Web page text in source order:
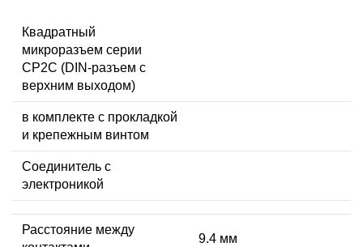
Квадратный
микроразъем серии
CP2C (DIN-разъем с
верхним выходом)
в комплекте с прокладкой
и крепежным винтом
Соединитель с
электроникой
Расстояние между
9.4 мм